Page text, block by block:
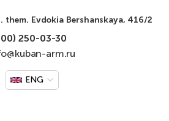
them. Evdokia Bershanskaya, 416/2
250-03-30
arm.ru
ENG